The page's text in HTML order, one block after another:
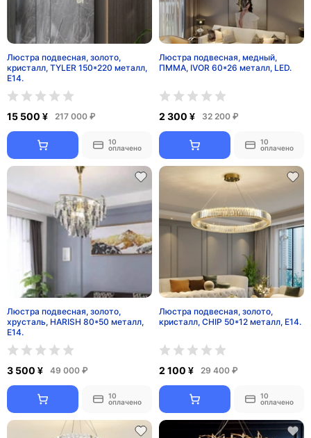
Люстра подвесная, золото,
кристалл, TYLER 150*220 металл,
E14.
15 500 ¥ 217 000 ₽
10
оплачено
Люстра подвесная, медный,
ПММА, IVOR 60*26 металл, LED.
2 300 ¥ 32 200 ₽
10
оплачено
Люстра подвесная, золото,
хрусталь, HARISH 80*50 металл,
E14.
3 500 ¥ 49 000 ₽
10
оплачено
Люстра подвесная, золото,
кристалл, CHIP 50*12 металл, E14.
2 100 ¥ 29 400 ₽
10
оплачено